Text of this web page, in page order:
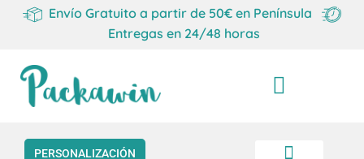
Envío Gratuito a partir de 50€ en Península
Entregas en 24/48 horas
Carrito
PERSONALIZACIÓN